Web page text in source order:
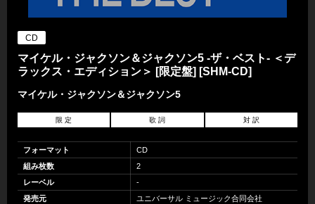
CD
マイケル・ジャクソン＆ジャクソン5 -ザ・ベスト- ＜デ
ラックス・エディション＞ [限定盤] [SHM-CD]
マイケル・ジャクソン＆ジャクソン5
限 定 歌 詞 対 訳
フォーマット
CD
組み枚数
2
レーベル
-
発売元
ユニバーサル ミュージック合同会社